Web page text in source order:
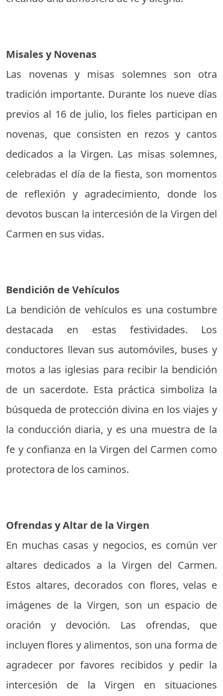
Misales y Novenas
Las novenas y misas solemnes son otra
tradición importante. Durante los nueve días
previos al 16 de julio, los fieles participan en
novenas, que consisten en rezos y cantos
dedicados a la Virgen. Las misas solemnes,
celebradas el día de la fiesta, son momentos
de reflexión y agradecimiento, donde los
devotos buscan la intercesión de la Virgen del
Carmen en sus vidas.
Bendición de Vehículos
La bendición de vehículos es una costumbre
destacada en estas festividades. Los
conductores llevan sus automóviles, buses y
motos a las iglesias para recibir la bendición
de un sacerdote. Esta práctica simboliza la
búsqueda de protección divina en los viajes y
la conducción diaria, y es una muestra de la
fe y confianza en la Virgen del Carmen como
protectora de los caminos.
Ofrendas y Altar de la Virgen
En muchas casas y negocios, es común ver
altares dedicados a la Virgen del Carmen.
Estos altares, decorados con flores, velas e
imágenes de la Virgen, son un espacio de
oración y devoción. Las ofrendas, que
incluyen flores y alimentos, son una forma de
agradecer por favores recibidos y pedir la
intercesión de la Virgen en situaciones